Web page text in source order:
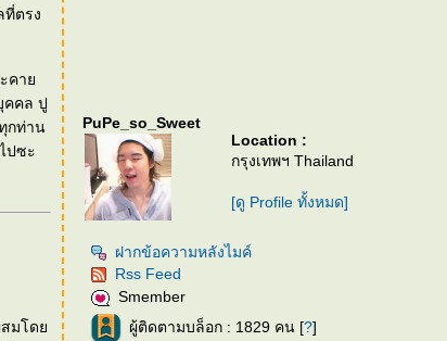
ตรง
ะคา
คคล ปู
กท่าน
ปซะ
สมโด
PuPe_so_Sweet
Location :
กรุงเทพฯ Thailand
[ดู Profile ทั้งหมด]
ฝากข้อความหลังไมค์
Rss Feed
Smember
ผู้ติดตามบล็อก : 1829 คน [?]